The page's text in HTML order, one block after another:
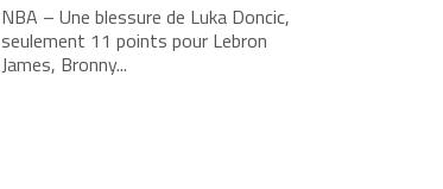
NBA – Une blessure de Luka Doncic,
seulement 11 points pour Lebron
James, Bronny...